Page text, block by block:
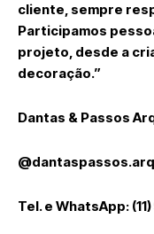
cliente, sempre
Participamos
projeto, desde a
decoração.”
Dantas & Passos
Tel. e WhatsApp: